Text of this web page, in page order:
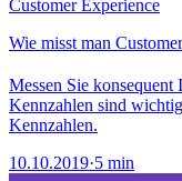
Customer Experience
Wie misst man
Messen Sie konsequent
Kennzahlen sind
Kennzahlen.
10.10.2019·5 min